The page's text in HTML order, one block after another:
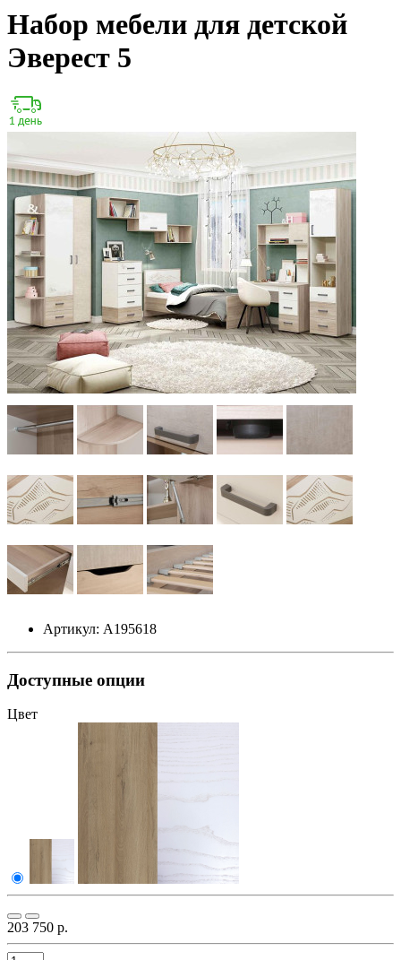
Набор мебели для детской
Эверест 5
Артикул: А195618
Доступные опции
Цвет
203 750 р.